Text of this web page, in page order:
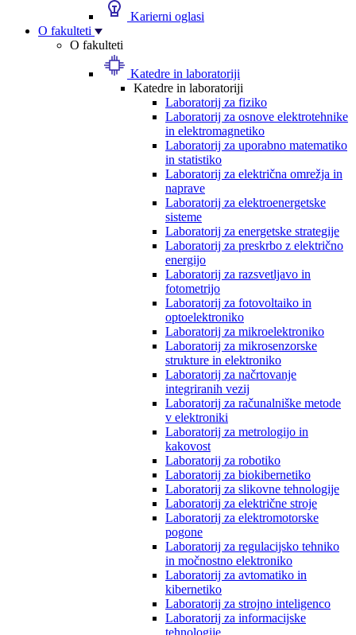
Karierni oglasi
O fakulteti
O fakulteti
Katedre in laboratoriji
Katedre in laboratoriji
Laboratorij za fiziko
Laboratorij za osnove elektrotehnike
in elektromagnetiko
Laboratorij za uporabno matematiko
in statistiko
Laboratorij za električna omrežja in
naprave
Laboratorij za elektroenergetske
sisteme
Laboratorij za energetske strategije
Laboratorij za preskrbo z električno
energijo
Laboratorij za razsvetljavo in
fotometrijo
Laboratorij za fotovoltaiko in
optoelektroniko
Laboratorij za mikroelektroniko
Laboratorij za mikrosenzorske
strukture in elektroniko
Laboratorij za načrtovanje
integriranih vezij
Laboratorij za računalniške metode
v elektroniki
Laboratorij za metrologijo in
kakovost
Laboratorij za robotiko
Laboratorij za biokibernetiko
Laboratorij za slikovne tehnologije
Laboratorij za električne stroje
Laboratorij za elektromotorske
pogone
Laboratorij za regulacijsko tehniko
in močnostno elektroniko
Laboratorij za avtomatiko in
kibernetiko
Laboratorij za strojno inteligenco
Laboratorij za informacijske
tehnologije